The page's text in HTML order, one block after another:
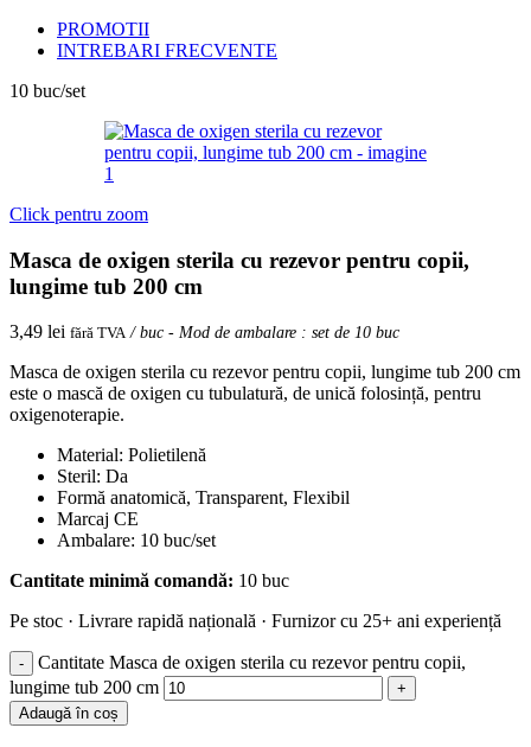
PROMOTII
INTREBARI FRECVENTE
10 buc/set
Click pentru zoom
Masca de oxigen sterila cu rezevor pentru copii,
lungime tub 200 cm
3,49 lei fără TVA/ buc - Mod de ambalare : set de 10 buc
Masca de oxigen sterila cu rezevor pentru copii, lungime tub 200 cm
este o mască de oxigen cu tubulatură, de unică folosință, pentru
oxigenoterapie.
Material: Polietilenă
Steril: Da
Formă anatomică, Transparent, Flexibil
Marcaj CE
Ambalare: 10 buc/set
Cantitate minimă comandă: 10 buc
Pe stoc · Livrare rapidă națională · Furnizor cu 25+ ani experiență
Cantitate Masca de oxigen sterila cu rezevor pentru copii,
lungime tub 200 cm
Adaugă în coș